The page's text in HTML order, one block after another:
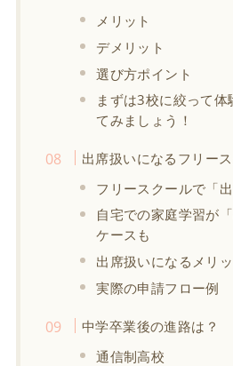
メリット
デメリット
選び方ポイント
まずは3校に絞って
てみましょう！
出席扱いになるフリー
フリースクールで「
自宅での家庭学習が
ケースも
出席扱いになるメリ
実際の申請フロー例
中学卒業後の進路は？
通信制高校